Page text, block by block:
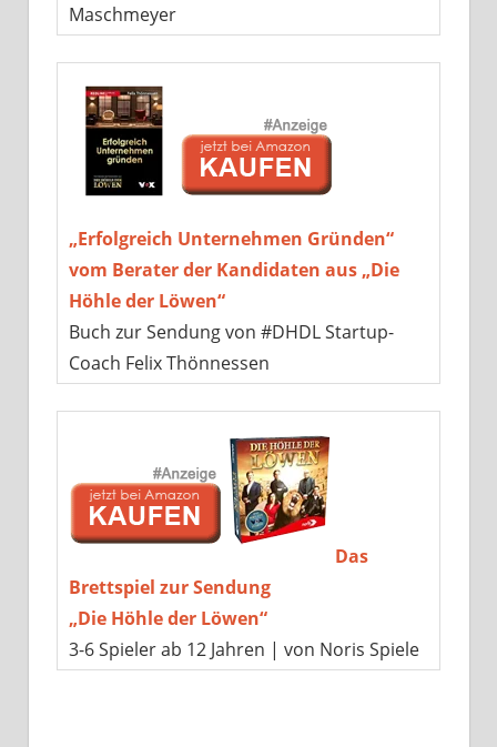
Maschmeyer
„Erfolgreich Unternehmen Gründen“
vom Berater der Kandidaten aus „Die
Höhle der Löwen“
Buch zur Sendung von #DHDL Startup-
Coach Felix Thönnessen
Das
Brettspiel zur Sendung
„Die Höhle der Löwen“
3-6 Spieler ab 12 Jahren | von Noris Spiele